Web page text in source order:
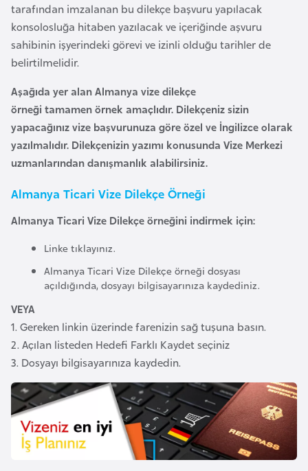
tarafından imzalanan bu dilekçe başvuru yapılacak
konsolosluğa hitaben yazılacak ve içeriğinde aşvuru
sahibinin işyerindeki görevi ve izinli olduğu tarihler de
belirtilmelidir.
Aşağıda yer alan Almanya vize dilekçe
örneği tamamen örnek amaçlıdır. Dilekçeniz sizin
yapacağınız vize başvurunuza göre özel ve İngilizce olarak
yazılmalıdır. Dilekçenizin yazımı konusunda Vize Merkezi
uzmanlarından danışmanlık alabilirsiniz.
Almanya Ticari Vize Dilekçe Örneği
Almanya Ticari Vize Dilekçe örneğini indirmek için:
Linke tıklayınız.
Almanya Ticari Vize Dilekçe örneği dosyası
açıldığında, dosyayı bilgisayarınıza kaydediniz.
VEYA
1. Gereken linkin üzerinde farenizin sağ tuşuna basın.
2. Açılan listeden Hedefi Farklı Kaydet seçiniz
3. Dosyayı bilgisayarınıza kaydedin.
l
a
d
e
e
r
s
l
ç
i
k
B
e
n